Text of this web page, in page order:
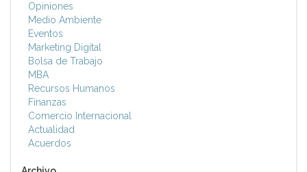
Opiniones
Medio Ambiente
Eventos
Marketing Digital
Bolsa de Trabajo
MBA
Recursos Humanos
Finanzas
Comercio Internacional
Actualidad
Acuerdos